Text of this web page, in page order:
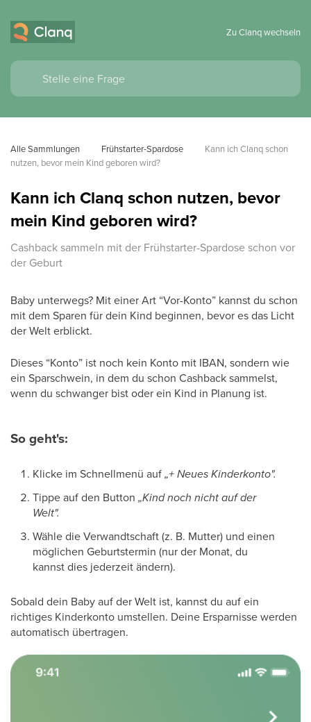
Zu Clanq wechseln
Alle Sammlungen Frühstarter-Spardose
Kann ich Clanq schon
nutzen, bevor mein Kind geboren wird?
Kann ich Clanq schon nutzen, bevor
mein Kind geboren wird?
Cashback sammeln mit der Frühstarter-Spardose schon vor
der Geburt
Baby unterwegs? Mit einer Art “Vor-Konto” kannst du schon
mit dem Sparen für dein Kind beginnen, bevor es das Licht
der Welt erblickt.
Dieses “Konto” ist noch kein Konto mit IBAN, sondern wie
ein Sparschwein, in dem du schon Cashback sammelst,
wenn du schwanger bist oder ein Kind in Planung ist.
So geht's:
Klicke im Schnellmenü auf„+Neues Kinderkonto".
Tippe auf den Button „Kind noch nicht auf der
Welt".
Wähle die Verwandtschaft (z. B. Mutter) und einen
möglichen Geburtstermin (nur der Monat, du
kannst dies jederzeit ändern).
Sobald dein Baby auf der Welt ist, kannst du auf ein
richtiges Kinderkonto umstellen. Deine Ersparnisse werden
automatisch übertragen.